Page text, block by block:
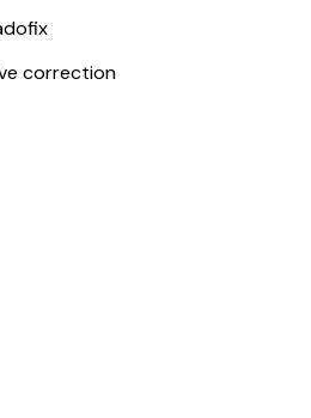
fix
correction